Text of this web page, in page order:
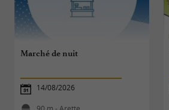
Marché de nuit
14/08/2026